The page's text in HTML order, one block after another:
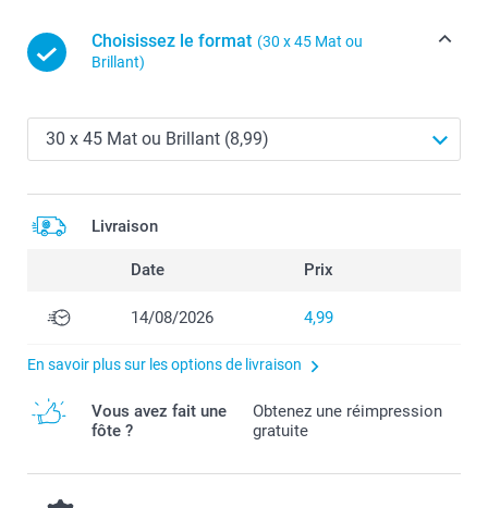
Choisissez le format (30 x 45 Mat ou
Brillant)
Livraison
Date Prix
14/08/2026 4,99
En savoir plus sur les options de livraison
Vous avez fait une
fôte ?
Obtenez une réimpression
gratuite